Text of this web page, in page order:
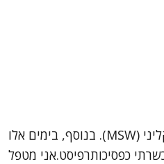
שמי ערן צח, עובד סוציאלי קליני (MSW). בנוסף, בימים אלו
כפסיכותרפיסט.אני מטפל